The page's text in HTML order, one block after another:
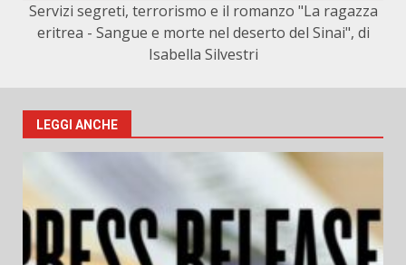
Servizi segreti, terrorismo e il romanzo "La ragazza
eritrea - Sangue e morte nel deserto del Sinai", di
Isabella Silvestri
LEGGI ANCHE